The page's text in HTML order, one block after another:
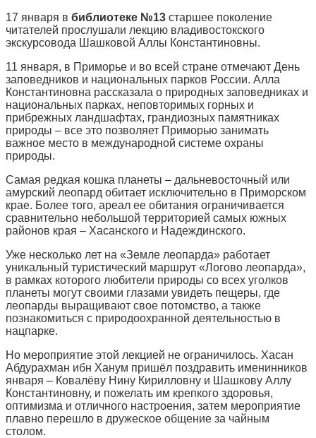
17 января в библиотеке №13 старшее поколение
читателей прослушали лекцию владивостокского
экскурсовода Шашковой Аллы Константиновны.
11 января, в Приморье и во всей стране отмечают День
заповедников и национальных парков России. Алла
Константиновна рассказала о природных заповедниках и
национальных парках, неповторимых горных и
прибрежных ландшафтах, грандиозных памятниках
природы – все это позволяет Приморью занимать
важное место в международной системе охраны
природы.
Самая редкая кошка планеты – дальневосточный или
амурский леопард обитает исключительно в Приморском
крае. Более того, ареал ее обитания ограничивается
сравнительно небольшой территорией самых южных
районов края – Хасанского и Надеждинского.
Уже несколько лет на «Земле леопарда» работает
уникальный туристический маршрут «Логово леопарда»,
в рамках которого любители природы со всех уголков
планеты могут своими глазами увидеть пещеры, где
леопарды выращивают свое потомство, а также
познакомиться с природоохранной деятельностью в
нацпарке.
Но мероприятие этой лекцией не ограничилось. Хасан
Абдурахман ибн Ханум пришёл поздравить именинников
января – Ковалёву Нину Кирилловну и Шашкову Аллу
Константиновну, и пожелать им крепкого здоровья,
оптимизма и отличного настроения, затем мероприятие
плавно перешло в дружеское общение за чайным
столом.